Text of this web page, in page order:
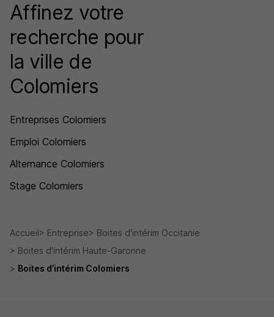
Affinez votre
recherche pour
la ville de
Colomiers
Entreprises Colomiers
Emploi Colomiers
Alternance Colomiers
Stage Colomiers
Accueil Entreprise
Boites d'intérim Occitanie
Boites d'intérim Haute-Garonne
Boites d’intérim Colomiers